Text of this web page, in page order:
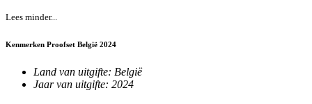
Lees minder...
Kenmerken Proofset België 2024
Land van uitgifte: België
Jaar van uitgifte: 2024